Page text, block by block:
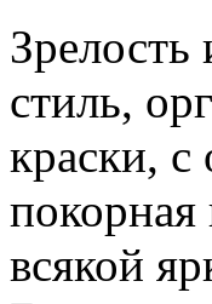
стиль,
краски, с
покорная
всякой